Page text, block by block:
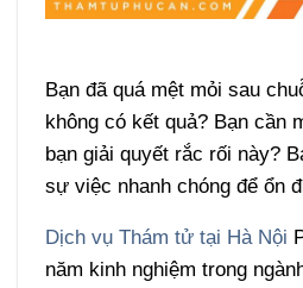
Bạn đã quá mệt mỏi sau
không có kết quả? Bạn cần
bạn giải quyết rắc rối này?
sự việc nhanh chóng để ổn
Dịch vụ Thám tử tại Hà Nội
năm kinh nghiệm trong